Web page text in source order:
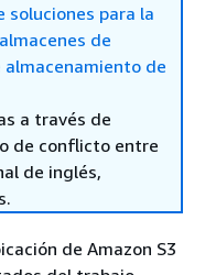
soluciones para la
de
almacenamiento de
a través de
de conflicto entre
de inglés,
de Amazon S3